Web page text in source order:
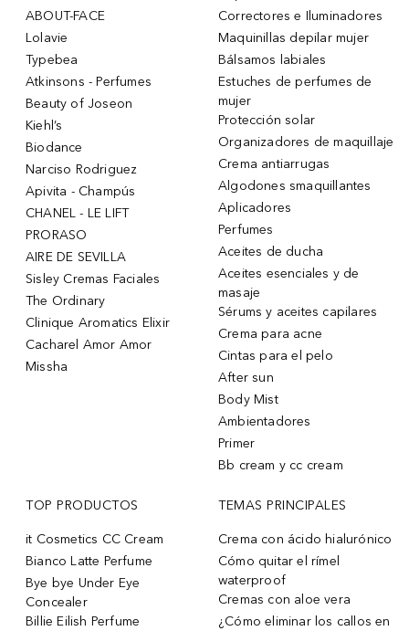
ABOUT-FACE
Lolavie
Typebea
Atkinsons - Perfumes
Beauty of Joseon
Kiehl’s
Biodance
Narciso Rodriguez
Apivita - Champús
CHANEL - LE LIFT
PRORASO
AIRE DE SEVILLA
Sisley Cremas Faciales
The Ordinary
Clinique Aromatics Elixir
Cacharel Amor Amor
Missha
Correctores e Iluminadores
Maquinillas depilar mujer
Bálsamos labiales
Estuches de perfumes de
mujer
Protección solar
Organizadores de maquillaje
Crema antiarrugas
Algodones smaquillantes
Aplicadores
Perfumes
Aceites de ducha
Aceites esenciales y de
masaje
Sérums y aceites capilares
Crema para acne
Cintas para el pelo
After sun
Body Mist
Ambientadores
Primer
Bb cream y cc cream
TOP PRODUCTOS
it Cosmetics CC Cream
Bianco Latte Perfume
Bye bye Under Eye
Concealer
Billie Eilish Perfume
TEMAS PRINCIPALES
Crema con ácido hialurónico
Cómo quitar el rímel
waterproof
Cremas con aloe vera
¿Cómo eliminar los callos en